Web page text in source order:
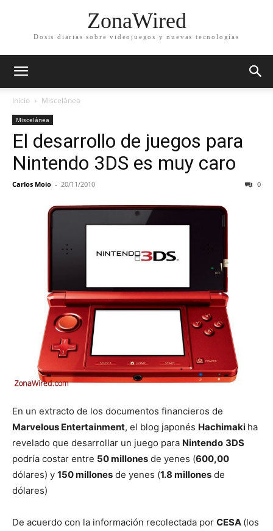
ZonaWired
Dosis diarias sobre videojuegos y nuevas tecnologías
Inicio Miscelánea
Miscelánea
El desarrollo de juegos para
Nintendo 3DS es muy caro
Carlos Moio - 20/11/2010 0
En un extracto de los documentos financieros de
Marvelous Entertainment, el blog japonés Hachimaki ha
revelado que desarrollar un juego para Nintendo 3DS
podría costar entre 50 millones de yenes (600,00
dólares) y 150 millones de yenes (1.8 millones de
dólares)
De acuerdo con la información recolectada por CESA (los